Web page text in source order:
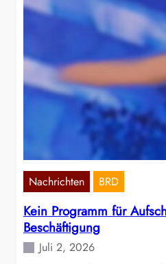
Nachrichten BRD
Kein Programm für
Beschäftigung
Juli 2, 2026